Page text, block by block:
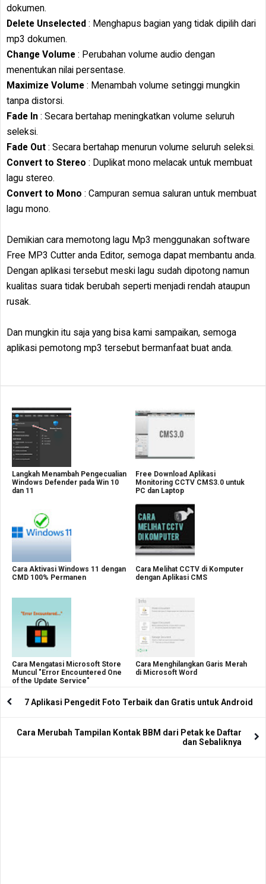
dokumen.
Delete Unselected : Menghapus bagian yang tidak dipilih dari
mp3 dokumen.
Change Volume : Perubahan volume audio dengan
menentukan nilai persentase.
Maximize Volume : Menambah volume setinggi mungkin
tanpa distorsi.
Fade In : Secara bertahap meningkatkan volume seluruh
seleksi.
Fade Out : Secara bertahap menurun volume seluruh seleksi.
Convert to Stereo : Duplikat mono melacak untuk membuat
lagu stereo.
Convert to Mono : Campuran semua saluran untuk membuat
lagu mono.
Demikian cara memotong lagu Mp3 menggunakan software
Free MP3 Cutter anda Editor, semoga dapat membantu anda.
Dengan aplikasi tersebut meski lagu sudah dipotong namun
kualitas suara tidak berubah seperti menjadi rendah ataupun
rusak.
Dan mungkin itu saja yang bisa kami sampaikan, semoga
aplikasi pemotong mp3 tersebut bermanfaat buat anda.
Langkah Menambah Pengecualian
Windows Defender pada Win 10
dan 11
Free Download Aplikasi
Monitoring CCTV CMS3.0 untuk
PC dan Laptop
Cara Aktivasi Windows 11 dengan
CMD 100% Permanen
Cara Melihat CCTV di Komputer
dengan Aplikasi CMS
Cara Mengatasi Microsoft Store
Muncul "Error Encountered One
of the Update Service"
Cara Menghilangkan Garis Merah
di Microsoft Word
7 Aplikasi Pengedit Foto Terbaik dan Gratis untuk Android
Cara Merubah Tampilan Kontak BBM dari Petak ke Daftar
dan Sebaliknya